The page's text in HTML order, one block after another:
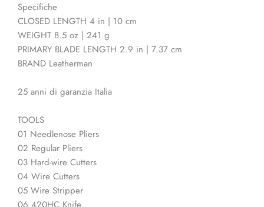
Specifiche
CLOSED LENGTH 4 in | 10 cm
WEIGHT 8.5 oz | 241 g
PRIMARY BLADE LENGTH 2.9 in | 7.37 cm
BRAND Leatherman
25 anni di garanzia Italia
TOOLS
01 Needlenose Pliers
02 Regular Pliers
03 Hard-wire Cutters
04 Wire Cutters
05 Wire Stripper